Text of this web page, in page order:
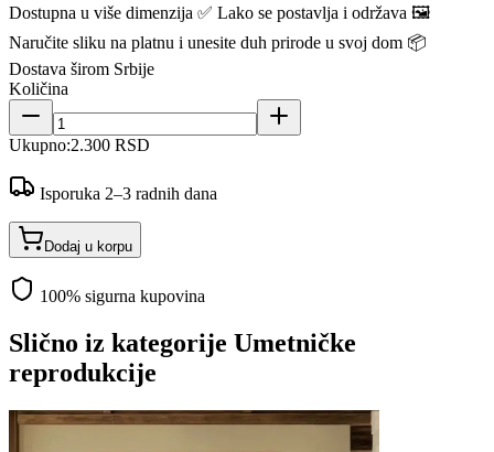
Dostupna u više dimenzija ✅ Lako se postavlja i održava 🖼️
Naručite sliku na platnu i unesite duh prirode u svoj dom 📦
Dostava širom Srbije
Količina
Ukupno:2.300 RSD
Isporuka 2–3 radnih dana
Dodaj u korpu
100% sigurna kupovina
Slično iz kategorije Umetničke
reprodukcije